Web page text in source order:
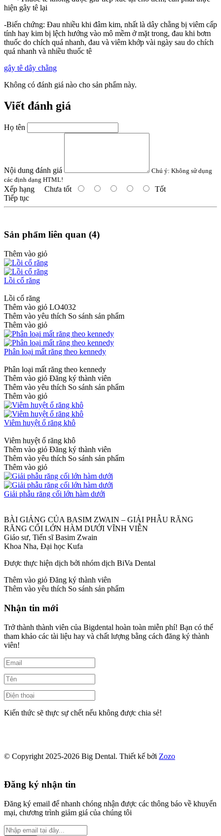
hiện gây tê lại
-Biến chứng: Đau nhiều khi đâm kim, nhất là dây chằng bị viêm cấp
tính hay kim bị lệch hướng vào mô mềm ở mặt trong, đau khi bơm
thuốc do chích quá nhanh, đau và viêm khớp vài ngày sau do chích
quá nhanh và nhiều thuốc tê
gây tê dây chằng
Không có đánh giá nào cho sản phẩm này.
Viết đánh giá
Họ tên
Nội dung đánh giá Chú ý: Không sử dụng
các định dạng HTML!
Xếp hạng Chưa tốt
Tốt
Tiếp tục
Sản phẩm liên quan (4)
Thêm vào giỏ
Lồi cổ răng
Lồi cổ răng
Thêm vào giỏ LO4032
Thêm vào yêu thích So sánh sản phẩm
Thêm vào giỏ
Phân loại mất răng theo kennedy
Phân loại mất răng theo kennedy
Thêm vào giỏ Đăng ký thành viên
Thêm vào yêu thích So sánh sản phẩm
Thêm vào giỏ
Viêm huyệt ổ răng khô
Viêm huyệt ổ răng khô
Thêm vào giỏ Đăng ký thành viên
Thêm vào yêu thích So sánh sản phẩm
Thêm vào giỏ
Giải phẫu răng cối lớn hàm dưới
BÀI GIẢNG CỦA BASIM ZWAIN – GIẢI PHẪU RĂNG
RĂNG CỐI LỚN HÀM DƯỚI VĨNH VIỄN
Giáo sư, Tiến sĩ Basim Zwain
Khoa Nha, Đại học Kufa
Được thực hiện dịch bởi nhóm dịch BiVa Dental
Thêm vào giỏ Đăng ký thành viên
Thêm vào yêu thích So sánh sản phẩm
Nhận tin mới
Trở thành thành viên của Bigdental hoàn toàn miễn phí! Bạn có thể
tham khảo các tài liệu hay và chất lượng bằng cách đăng ký thành
viên!
Kiến thức sẽ thực sự chết nếu không được chia sẻ!
© Copyright 2025-2026 Big Dental. Thiết kế bởi Zozo
Đăng ký nhận tin
Đăng ký email để nhanh chóng nhận được các thông báo về khuyến
mại, chương trình giảm giá của chúng tôi